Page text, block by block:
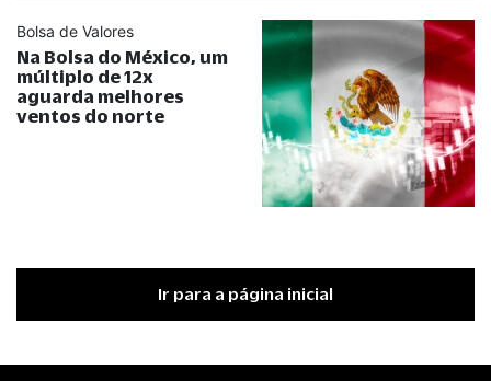
Bolsa de Valores
Na Bolsa do México, um
múltiplo de 12x
aguarda melhores
ventos do norte
Ir para a página inicial